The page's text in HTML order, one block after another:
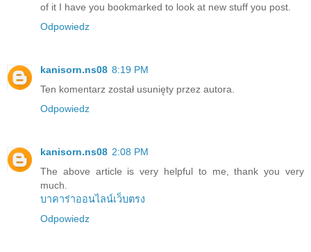
of it I have you bookmarked to look at new stuff you post.
Odpowiedz
kanisorn.ns08 8:19 PM
Ten komentarz został usunięty przez autora.
Odpowiedz
kanisorn.ns08 2:08 PM
The above article is very helpful to me, thank you very
much.
บาคาร่าออนไลน์เว็บตรง
Odpowiedz